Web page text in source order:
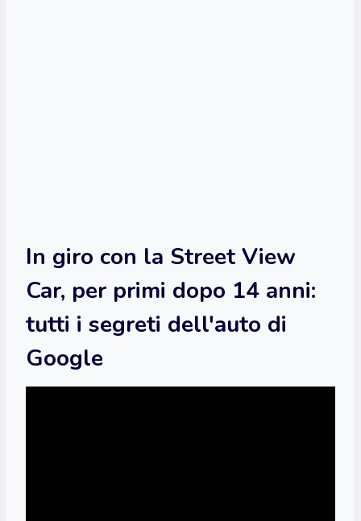
In giro con la Street View
Car, per primi dopo 14 anni:
tutti i segreti dell'auto di
Google